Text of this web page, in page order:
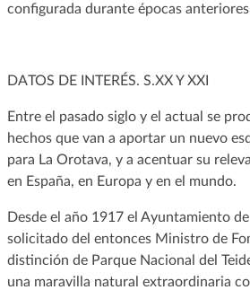
configurada durante épocas
DATOS DE INTERÉS. S.XX Y XXI
Entre el pasado siglo y el actual se
hechos que van a aportar un nuevo
para La Orotava, y a acentuar su
en España, en Europa y en el mundo.
Desde el año 1917 el Ayuntamiento
solicitado del entonces Ministro de
distinción de Parque Nacional del
una maravilla natural extraordinaria